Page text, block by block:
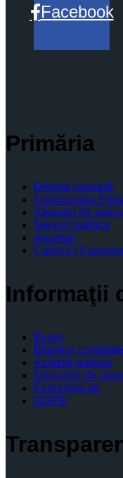
Facebook
Primăria
Despre comună
Conducerea
Aparatul de
Servicii publice
Anunturi
Cariera |
Informaţii
Buget
Bilanţuri contabile
Achiziţii publice
Declaratii de
Formulare tip
GDPR